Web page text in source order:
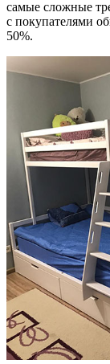
самые сложные
с покупателями
50%.